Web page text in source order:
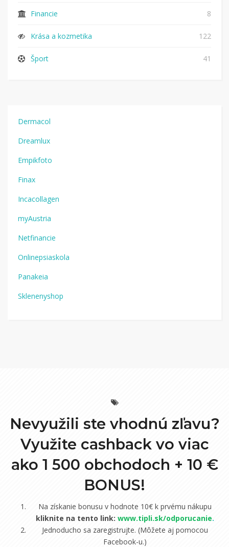
Financie 8
Krása a kozmetika 122
Šport 41
Dermacol
Dreamlux
Empikfoto
Finax
Incacollagen
myAustria
Netfinancie
Onlinepsiaskola
Panakeia
Sklenenyshop
Nevyužili ste vhodnú zľavu?
Využite cashback vo viac
ako 1 500 obchodoch + 10 €
BONUS!
Na získanie bonusu v hodnote 10€ k prvému nákupu
kliknite na tento link: www.tipli.sk/odporucanie.
Jednoducho sa zaregistrujte. (Môžete aj pomocou
Facebook-u.)